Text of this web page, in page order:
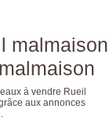
malmaison
à vendre Rueil
aux annonces